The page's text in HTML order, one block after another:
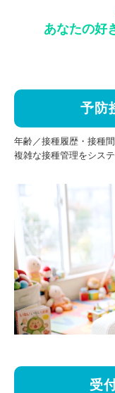
あなたの好
予防
年齢／接種履歴・接種
複雑な接種管理をシス
受